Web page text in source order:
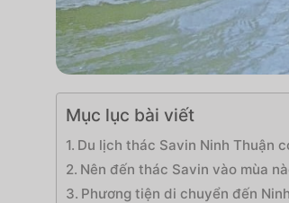
Mục lục bài viết
Du lịch thác Savin Ninh Thuận
Nên đến thác Savin vào mùa
Phương tiện di chuyển đến